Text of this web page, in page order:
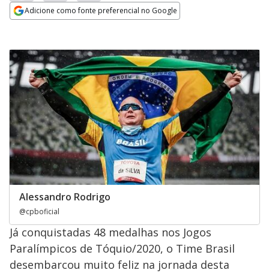
Adicione como fonte preferencial no Google
Alessandro Rodrigo
@cpboficial
Já conquistadas 48 medalhas nos Jogos
Paralímpicos de Tóquio/2020, o Time Brasil
desembarcou muito feliz na jornada desta